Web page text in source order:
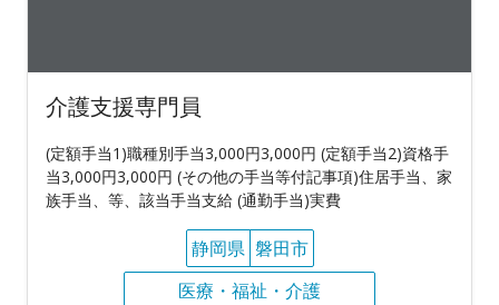
介護支援専門員
(定額手当1)職種別手当3,000円3,000円 (定額手当2)資格手
当3,000円3,000円 (その他の手当等付記事項)住居手当、家
族手当、等、該当手当支給 (通勤手当)実費
静岡県 磐田市
医療・福祉・介護